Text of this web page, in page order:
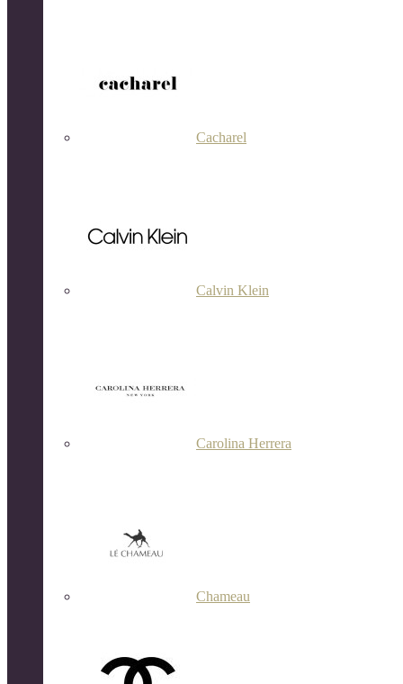
Cacharel
Calvin Klein
Carolina Herrera
Chameau